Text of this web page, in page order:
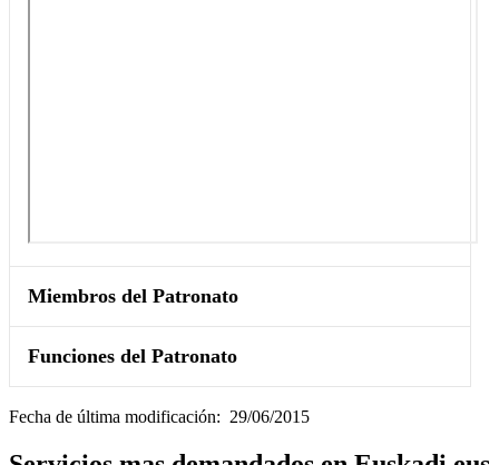
Miembros del Patronato
Funciones del Patronato
Fecha de última modificación: 29/06/2015